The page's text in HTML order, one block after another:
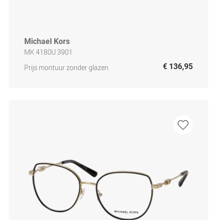
Michael Kors
MK 4180U 3901
Prijs montuur zonder glazen
€ 136,95